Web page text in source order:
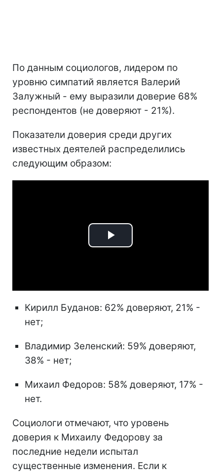
По данным социологов, лидером по
уровню симпатий является Валерий
Залужный - ему выразили доверие 68%
респондентов (не доверяют - 21%).
Показатели доверия среди других
известных деятелей распределились
следующим образом:
Play
Кирилл Буданов: 62% доверяют, 21% -
нет;
Владимир Зеленский: 59% доверяют,
38% - нет;
Михаил Федоров: 58% доверяют, 17% -
нет.
Социологи отмечают, что уровень
доверия к Михаилу Федорову за
последние недели испытал
существенные изменения. Если к